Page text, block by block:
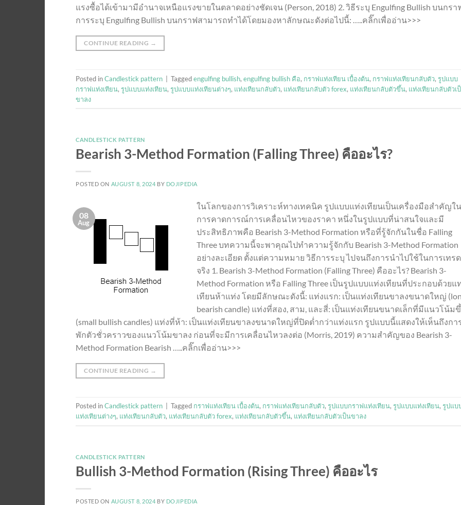
แรงซื้อได้เข้ามามีอำนาจเหนือแรงขายในตลาดอย่างชัดเจน (Person, 2018) 2. วิธีระบุ Engulfing Bullish บนกรา
การระบุ Engulfing Bullish บนกราฟสามารถทำได้โดยมองหาลักษณะดังต่อไปนี้: …..คลิ๊กเพื่ออ่าน>>>
CONTINUE READING →
Posted inCandlestick pattern Taggedengulfing bullish, engulfing bullish คือ, กราฟแท่งเทียน เบื้องต้น, กราฟแท่งเทียนกลับตัว, รูปแบบ
กราฟแท่งเทียน, รูปแบบแท่งเทียน, รูปแบบแท่งเทียนต่างๆ, แท่งเทียนกลับตัว, แท่งเทียนกลับตัว forex, แท่งเทียนกลับตัวขึ้น, แท่งเทียนกลับตัวเ
ขาลง
CANDLESTICK PATTERN
Bearish 3-Method Formation (Falling Three) คืออะไร?
POSTED ON AUGUST 8, 2024 BY DOJIPEDIA
08
Aug
ในโลกของการวิเคราะห์ทางเทคนิค รูปแบบแท่งเทียนเป็นเครื่องมือสำคัญใน
การคาดการณ์การเคลื่อนไหวของราคา หนึ่งในรูปแบบที่น่าสนใจและมี
ประสิทธิภาพคือ Bearish 3-Method Formation หรือที่รู้จักกันในชื่อ Falling
Three บทความนี้จะพาคุณไปทำความรู้จักกับ Bearish 3-Method Formation
อย่างละเอียด ตั้งแต่ความหมาย วิธีการระบุ ไปจนถึงการนำไปใช้ในการเทรด
จริง 1. Bearish 3-Method Formation (Falling Three) คืออะไร? Bearish 3-
Method Formation หรือ Falling Three เป็นรูปแบบแท่งเทียนที่ประกอบด้วยแ
เทียนห้าแท่ง โดยมีลักษณะดังนี้: แท่งแรก: เป็นแท่งเทียนขาลงขนาดใหญ่
bearish candle) แท่งที่สอง, สาม, และสี่: เป็นแท่งเทียนขนาดเล็กที่มีแนวโน้ม
(small bullish candles) แท่งที่ห้า: เป็นแท่งเทียนขาลงขนาดใหญ่ที่ปิดต่ำกว่าแท่งแรก รูปแบบนี้แสดงให้เห็นถึงกา
พักตัวชั่วคราวของแนวโน้มขาลง ก่อนที่จะมีการเคลื่อนไหวลงต่อ (Morris, 2019) ความสำคัญของ Bearish 3-
Method Formation Bearish …..คลิ๊กเพื่ออ่าน>>>
CONTINUE READING →
Posted inCandlestick pattern Tagged กราฟแท่งเทียน เบื้องต้น, กราฟแท่งเทียนกลับตัว, รูปแบบกราฟแท่งเทียน, รูปแบบแท่งเทียน, รูปแบ
แท่งเทียนต่างๆ, แท่งเทียนกลับตัว, แท่งเทียนกลับตัว forex, แท่งเทียนกลับตัวขึ้น, แท่งเทียนกลับตัวเป็นขาลง
CANDLESTICK PATTERN
Bullish 3-Method Formation (Rising Three) คืออะไร
POSTED ON AUGUST 8, 2024 BY DOJIPEDIA